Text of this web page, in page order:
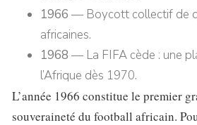
1966 — Boycott collectif de
africaines.
1968 — La FIFA cède : une
l’Afrique dès 1970.
L’année 1966 constitue le premier
souveraineté du football africain.